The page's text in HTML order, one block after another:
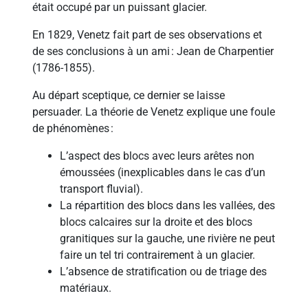
était occupé par un puissant glacier.
En 1829, Venetz fait part de ses observations et
de ses conclusions à un ami : Jean de Charpentier
(1786-1855).
Au départ sceptique, ce dernier se laisse
persuader. La théorie de Venetz explique une foule
de phénomènes :
L’aspect des blocs avec leurs arêtes non
émoussées (inexplicables dans le cas d’un
transport fluvial).
La répartition des blocs dans les vallées, des
blocs calcaires sur la droite et des blocs
granitiques sur la gauche, une rivière ne peut
faire un tel tri contrairement à un glacier.
L’absence de stratification ou de triage des
matériaux.